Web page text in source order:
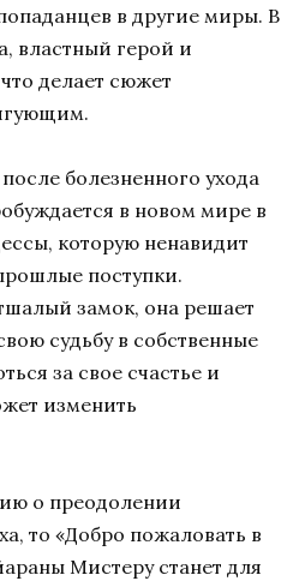
в другие миры. В
властный герой и
делает сюжет
болезненного ухода
в новом мире в
которую ненавидит
поступки.
замок, она решает
судьбу в собственные
за свое счастье и
изменить
о преодолении
то «Добро пожаловать в
Мистеру станет для